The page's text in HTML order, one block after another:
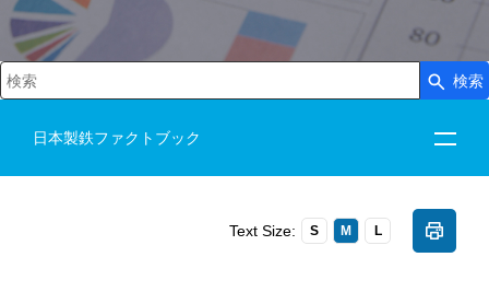
検索キーワード入力
検索
日本製鉄ファクトブック
Text Size: S M L